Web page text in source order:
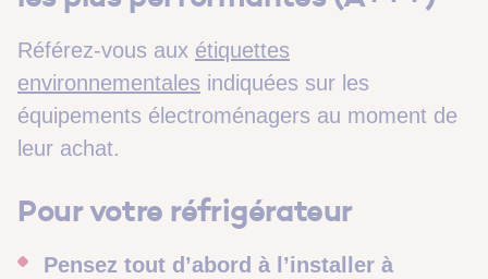
Référez-vous aux étiquettes
environnementales indiquées sur les
équipements électroménagers au moment de
leur achat.
Pour votre réfrigérateur
Pensez tout d’abord à l’installer à